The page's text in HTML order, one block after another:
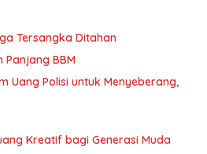
Tersangka Ditahan
Panjang BBM
Uang Polisi untuk Menyeberang,
Kreatif bagi Generasi Muda